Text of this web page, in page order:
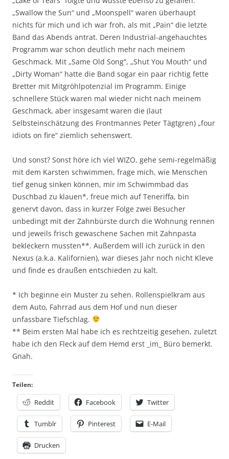
„Swallow the Sun“ und „Moonspell“ waren überhaupt
nichts für mich und ich war froh, als mit „Pain“ die letzte
Band das Abends antrat. Deren Industrial-angehauchtes
Programm war schon deutlich mehr nach meinem
Geschmack. Mit „Same Old Song“, „Shut You Mouth“ und
„Dirty Woman“ hatte die Band sogar ein paar richtig fette
Bretter mit Mitgröhlpotenzial im Programm. Einige
schnellere Stück waren mal wieder nicht nach meinem
Geschmack, aber insgesamt waren die (laut
Selbsteinschätzung des Frontmannes Peter Tägtgren) „four
idiots on fire“ ziemlich sehenswert.
Und sonst? Sonst höre ich viel WIZO, gehe semi-regelmäßig
mit dem Karsten schwimmen, frage mich, wie Menschen
tief genug sinken können, mir im Schwimmbad das
Duschbad zu klauen*, freue mich auf Teneriffa, bin
genervt davon, dass in kurzer Folge zwei Besucher
unbedingt mit der Zahnbürste durch die Wohnung rennen
und jeweils frisch gewaschene Sachen mit Zahnpasta
bekleckern mussten**. Außerdem will ich zurück in den
Nexus (a.k.a. Kalifornien), war dieses Jahr noch nicht Kleve
und finde es draußen entschieden zu kalt.
* Ich beginne ein Muster zu sehen. Rollenspielkram aus
dem Auto, Fahrrad aus dem Hof und nun dieser
unfassbare Tiefschlag.
** Beim ersten Mal habe ich es rechtzeitig gesehen, zuletzt
habe ich den Fleck auf dem Hemd erst _im_ Büro bemerkt.
Gnah.
Teilen:
Reddit Facebook Twitter
Tumblr Pinterest E-Mail
Drucken